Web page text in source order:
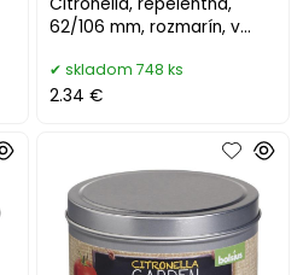
62/106 mm, rozmarín, v
skladom 748 ks
2.34 €